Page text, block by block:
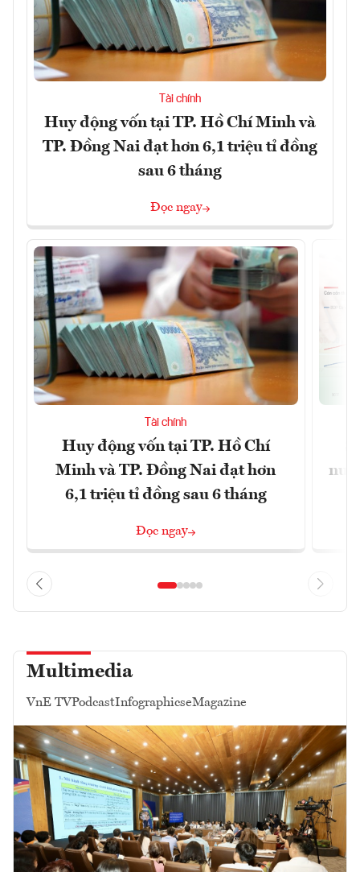
Tài chính
Huy động vốn tại TP. Hồ Chí Minh và
TP. Đồng Nai đạt hơn 6,1 triệu tỉ đồng
sau 6 tháng
Đọc ngay
Tài chính
Huy động vốn tại TP. Hồ Chí
Minh và TP. Đồng Nai đạt hơn
6,1 triệu tỉ đồng sau 6 tháng
Đọc ngay
Multimedia
VnE TVPodcastInfographicseMagazine